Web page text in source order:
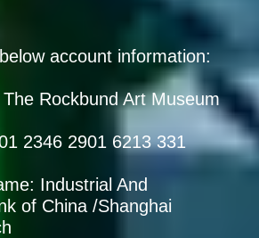
account information:
Rockbund Art Museum
2346 2901 6213 331
Industrial And
of China /Shanghai